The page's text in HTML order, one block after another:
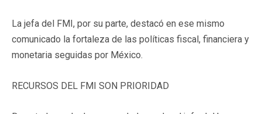
La jefa del FMI, por su parte, destacó en ese mismo
comunicado la fortaleza de las políticas fiscal, financiera y
monetaria seguidas por México.
RECURSOS DEL FMI SON PRIORIDAD